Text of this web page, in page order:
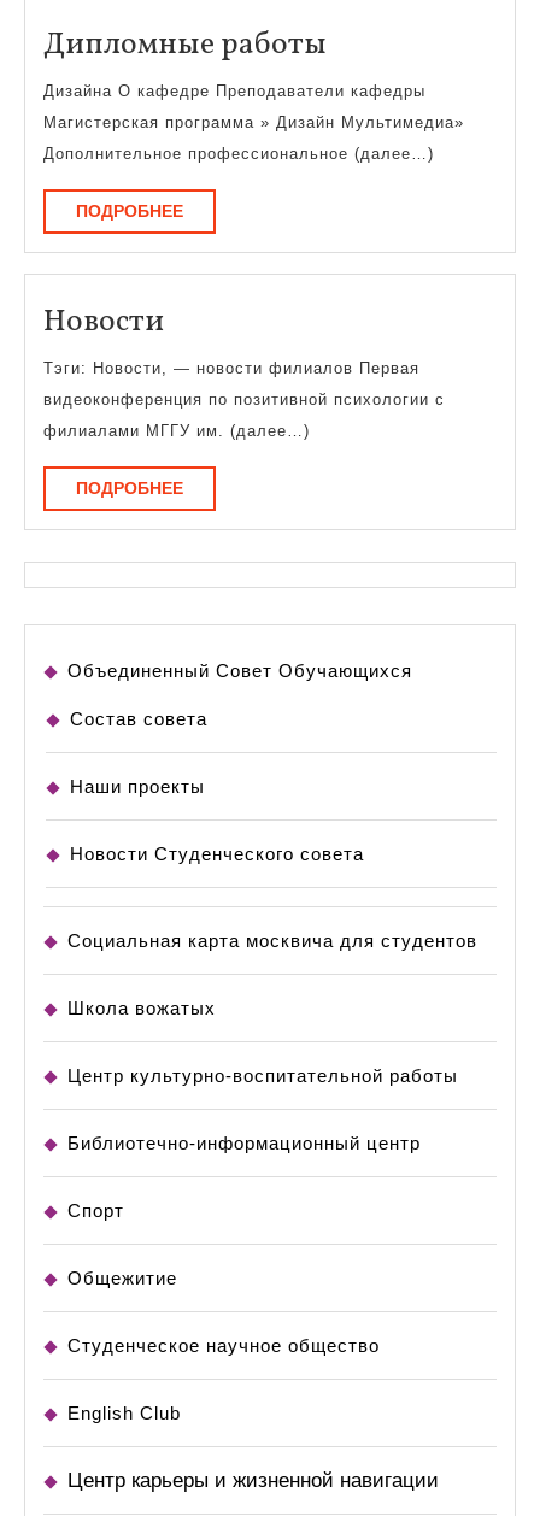
Дипломные работы
работы
Дизайна О кафедре Преподаватели кафедры
Магистерская программа » Дизайн Мультимедиа»
Дополнительное профессиональное (далее…)
ПОДРОБНЕЕПОДРОБНЕЕ
Новости
Тэги: Новости, — новости филиалов Первая
видеоконференция по позитивной психологии с
филиалами МГГУ им. (далее…)
ПОДРОБНЕЕПОДРОБНЕЕ
Объединенный Совет Обучающихся
Состав совета
Наши проекты
Новости Студенческого совета
Социальная карта москвича для студентов
Школа вожатых
Центр культурно-воспитательной работы
Библиотечно-информационный центр
Спорт
Общежитие
Студенческое научное общество
English Club
Центр карьеры и жизненной навигации